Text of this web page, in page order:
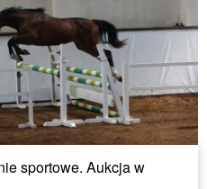
sportowe. Aukcja w